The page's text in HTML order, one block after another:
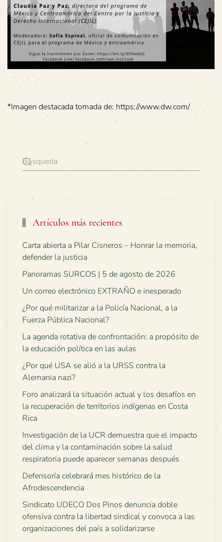
*Imagen destacada tomada de: https://www.dw.com/
Artículos más recientes
Carta abierta a Pilar Cisneros – Honrar la memoria,
defender la justicia
Panoramas SURCOS | 5 de agosto de 2026
Un correo electrónico EXTRAÑO e inesperado
¿Por qué militarizar a la Policía Nacional, a la
Fuerza Pública Nacional?
La agenda rotativa de confrontación: a propósito de
la educación política en las aulas
¿Por qué USA se alió a la URSS contra la
Alemania nazi?
Foro analizará la situación actual y los desafíos en
la recuperación de territorios indígenas en Costa
Rica
Investigación de la UCR demuestra que el impacto
del clima y la contaminación sobre la salud
respiratoria puede aparecer semanas después
Defensoría celebrará mes histórico de la
Afrodescendencia
Sindicato UDECO Dos Pinos denuncia doble
ofensiva contra la libertad sindical y convoca a las
organizaciones del país a solidarizarse